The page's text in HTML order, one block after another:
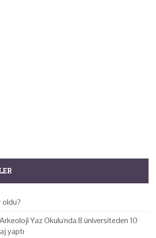
oldu?
Yaz Okulu'nda 8 üniversiteden 10
yaptı